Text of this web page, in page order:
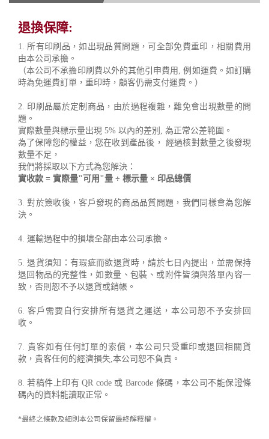
退換保障:
1. 所有印刷品，如出現品質問題，可全部免費重印，相關費用
由本公司承擔。
（本公司不承擔印刷費以外的其他引申費用, 例如運費。如訂購
時為免運費訂單，重印時，顧客仍需支付運費。）
2. 印刷品屬於定制商品，由於過程複雜，難免會出現數量的問
題。
實際數量與標示量出現 5% 以內的差別, 為正常公差範圍。
為了保障您的權益，您在收到產品後， 經過核對數量之後發現
數量不足，
我們將採取以下方式為您解決：
實收款 = 實際量"可用"量 ÷ 標示量 × 印品總價
3. 對於簽收後，客戶發現的商品品質問題，我們同樣會為您解
決。
4. 運輸過程中的損壞全部由本公司承擔。
5. 退貨須知：有瑕疵而欲退貨時，請於七日內提出，並需保持
退回物品的完整性，如數量、包裝、或附件皆須與落單內容一
致，否則恕不予以退貨或銷帳。
6. 客戶需要自行安排所有退貨之運送，本公司恕不予安排回
收。
7. 貴客如有任何訂單的索償，本公司只受重印或退回相關貨
款，貴客任何的經濟損失,本公司恕不負責。
8. 若稿件上印有 QR code 或 Barcode 條碼，本公司不能保證條
碼內的資料能讀取正常。
*最終之條款及細則本公司保留最終解釋權。